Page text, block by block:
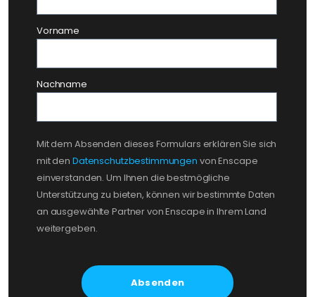
Vorname
Nachname
Mit dem Absenden dieses Formulars erklären Sie sich
mit den Datenschutzbestimmungen von Enscape
einverstanden. Um Ihnen die bestmögliche
Unterstützung zu bieten, können wir bestimmte Daten
an ausgewählte Partner von Enscape in Ihrem Land
weitergeben.